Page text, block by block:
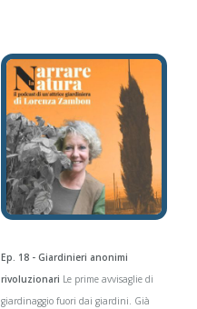
Ep. 18 - Giardinieri anonimi
rivoluzionari Le prime avvisaglie di
giardinaggio fuori dai giardini. Già